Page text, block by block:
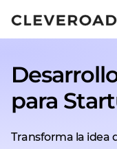
rápido.
Descubre
para
Transforma la idea